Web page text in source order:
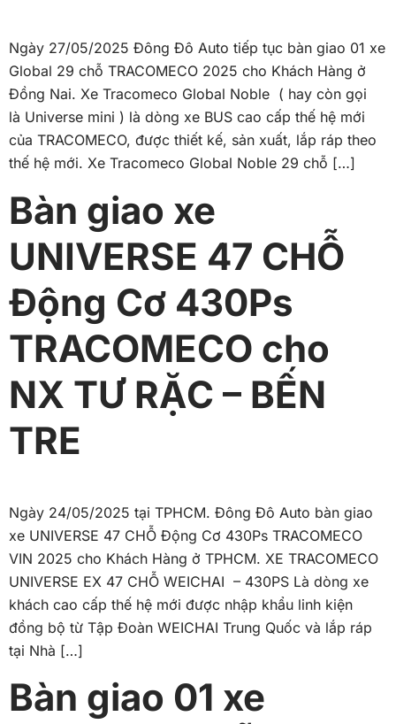
Ngày 27/05/2025 Đông Đô Auto tiếp tục bàn giao 01 xe
Global 29 chỗ TRACOMECO 2025 cho Khách Hàng ở
Đồng Nai. Xe Tracomeco Global Noble ( hay còn gọi
là Universe mini ) là dòng xe BUS cao cấp thế hệ mới
của TRACOMECO, được thiết kế, sản xuất, lắp ráp theo
thế hệ mới. Xe Tracomeco Global Noble 29 chỗ […]
Bàn giao xe
UNIVERSE 47 CHỖ
Động Cơ 430Ps
TRACOMECO cho
NX TƯ RẶC – BẾN
TRE
Ngày 24/05/2025 tại TPHCM. Đông Đô Auto bàn giao
xe UNIVERSE 47 CHỖ Động Cơ 430Ps TRACOMECO
VIN 2025 cho Khách Hàng ở TPHCM. XE TRACOMECO
UNIVERSE EX 47 CHỖ WEICHAI – 430PS Là dòng xe
khách cao cấp thế hệ mới được nhập khẩu linh kiện
đồng bộ từ Tập Đoàn WEICHAI Trung Quốc và lắp ráp
tại Nhà […]
Bàn giao 01 xe